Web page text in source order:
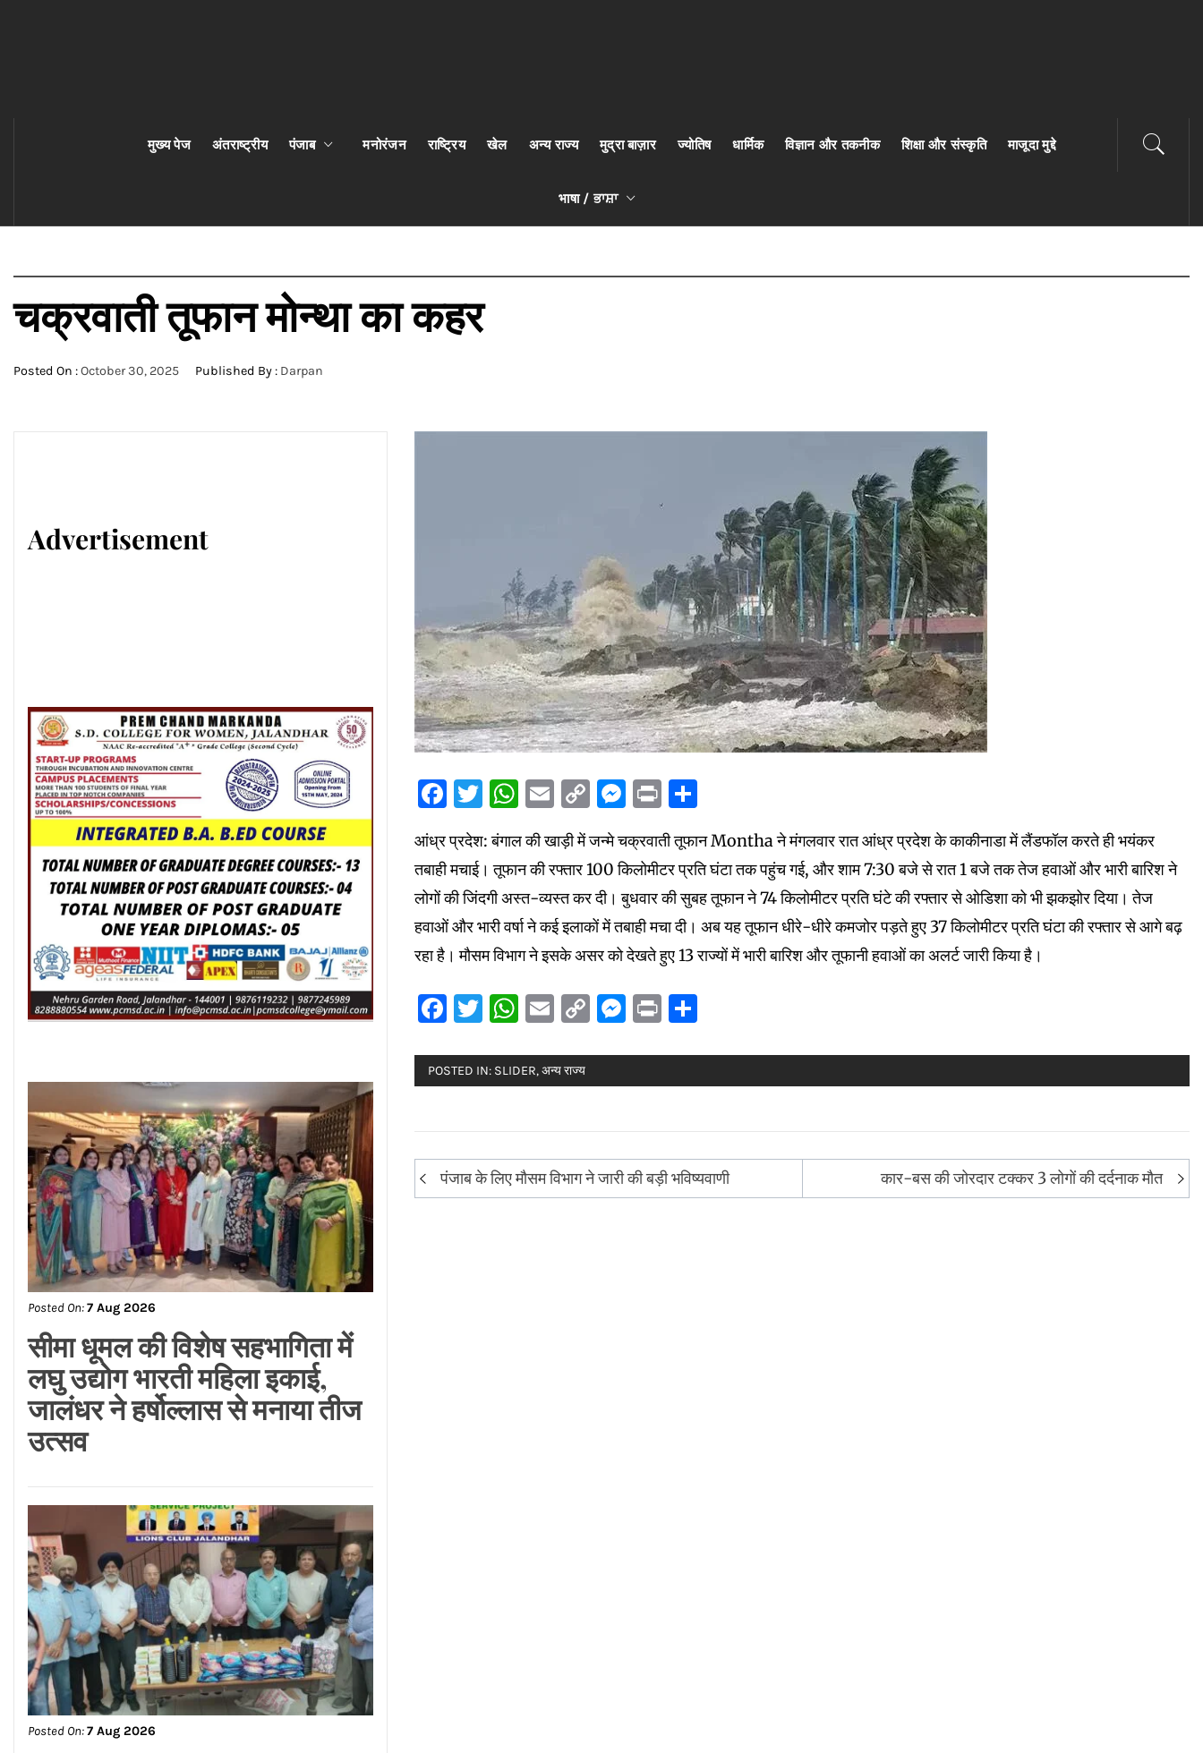
मुख्य पेज अंतराष्ट्रीय पंजाब मनोरंजन राष्ट्रिय खेल अन्य राज्य मुद्रा बाज़ार ज्योतिष धार्मिक विज्ञान और तकनीक शिक्षा और संस्कृति माजूदा मुद्दे
भाषा / ਭਾਸ਼ਾ
चक्रवाती तूफान मोन्था का कहर
Posted On :October 30, 2025 Published By : Darpan
Facebook
Twitter
WhatsApp
Email
Copy
Link
Messenger
Print
आंध्र प्रदेश: बंगाल की खाड़ी में जन्मे चक्रवाती तूफान Montha ने मंगलवार रात आंध्र प्रदेश के काकीनाडा में लैंडफॉल करते ही भयंकर
तबाही मचाई। तूफान की रफ्तार 100 किलोमीटर प्रति घंटा तक पहुंच गई, और शाम 7:30 बजे से रात 1 बजे तक तेज हवाओं और भारी बारिश ने
लोगों की जिंदगी अस्त-व्यस्त कर दी। बुधवार की सुबह तूफान ने 74 किलोमीटर प्रति घंटे की रफ्तार से ओडिशा को भी झकझोर दिया। तेज
हवाओं और भारी वर्षा ने कई इलाकों में तबाही मचा दी। अब यह तूफान धीरे-धीरे कमजोर पड़ते हुए 37 किलोमीटर प्रति घंटा की रफ्तार से आगे बढ़
रहा है। मौसम विभाग ने इसके असर को देखते हुए 13 राज्यों में भारी बारिश और तूफानी हवाओं का अलर्ट जारी किया है।
Facebook
Twitter
WhatsApp
Email
CopyMessenger
Print
POSTED IN: SLIDER,अन्य राज्य
Post
navigation
पंजाब के लिए मौसम विभाग ने जारी की बड़ी भविष्यवाणी कार-बस की जोरदार टक्कर 3 लोगों की दर्दनाक मौत
Advertisement